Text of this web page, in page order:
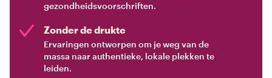
gezondheidsvoorschriften.
Zonder de drukte
Ervaringen ontworpen om je weg van de
massa naar authentieke, lokale plekken te
leiden.